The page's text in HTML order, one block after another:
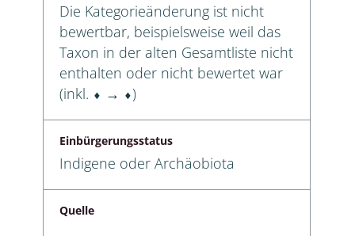
Die Kategorieänderung ist nicht
bewertbar, beispielsweise weil das
Taxon in der alten Gesamtliste nicht
enthalten oder nicht bewertet war
(inkl. ⬧ → ⬧)
Einbürgerungsstatus
Indigene oder Archäobiota
Quelle